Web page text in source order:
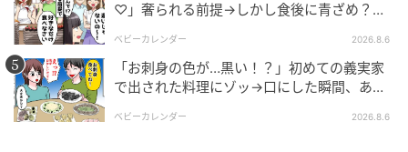
出典：select.mamastar.jp
もしあのまま離婚せずにいたら、私は旦那や義両親に
♡」奢られる前提→しかし食後に青ざめ？通
ベビーカレンダー 2026.8.6
「お刺身の色が…黒い！？」初めての義実家
で出された料理にゾッ→口にした瞬間、あ
ベビーカレンダー 2026.8.6